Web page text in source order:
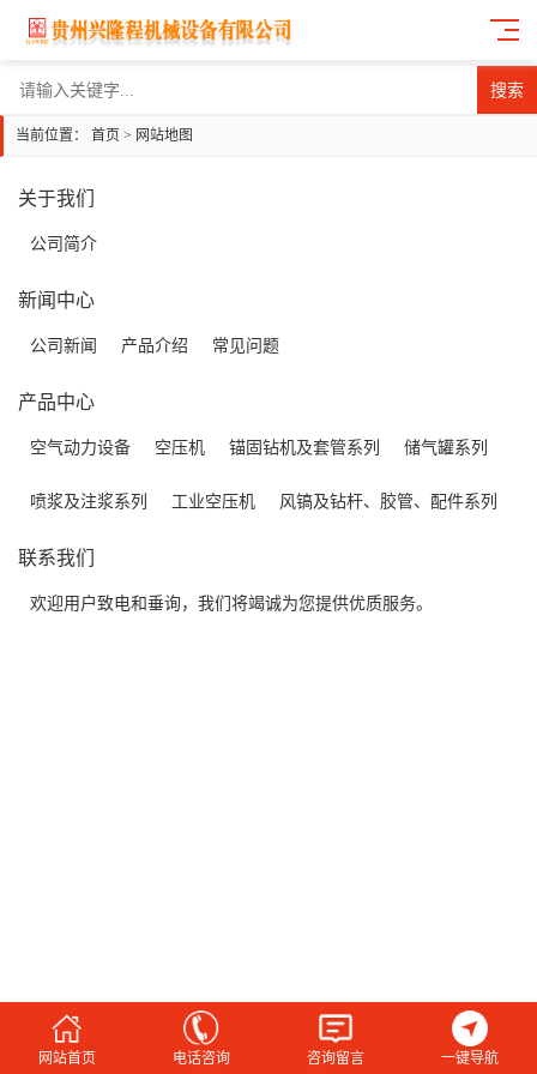
搜索
当前位置： 首页 > 网站地图
关于我们
公司简介
新闻中心
公司新闻 产品介绍 常见问题
产品中心
空气动力设备 空压机 锚固钻机及套管系列 储气罐系列
喷浆及注浆系列 工业空压机 风镐及钻杆、胶管、配件系列
联系我们
欢迎用户致电和垂询，我们将竭诚为您提供优质服务。
网站首页 电话咨询 咨询留言 一键导航